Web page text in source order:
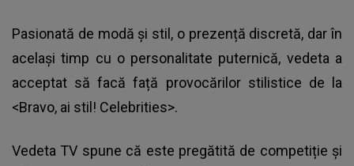
Pasionată de modă și stil, o prezență discretă, dar în
același timp cu o personalitate puternică, vedeta a
acceptat să facă față provocărilor stilistice de la
<Bravo, ai stil! Celebrities>.
Vedeta TV spune că este pregătită de competiție și